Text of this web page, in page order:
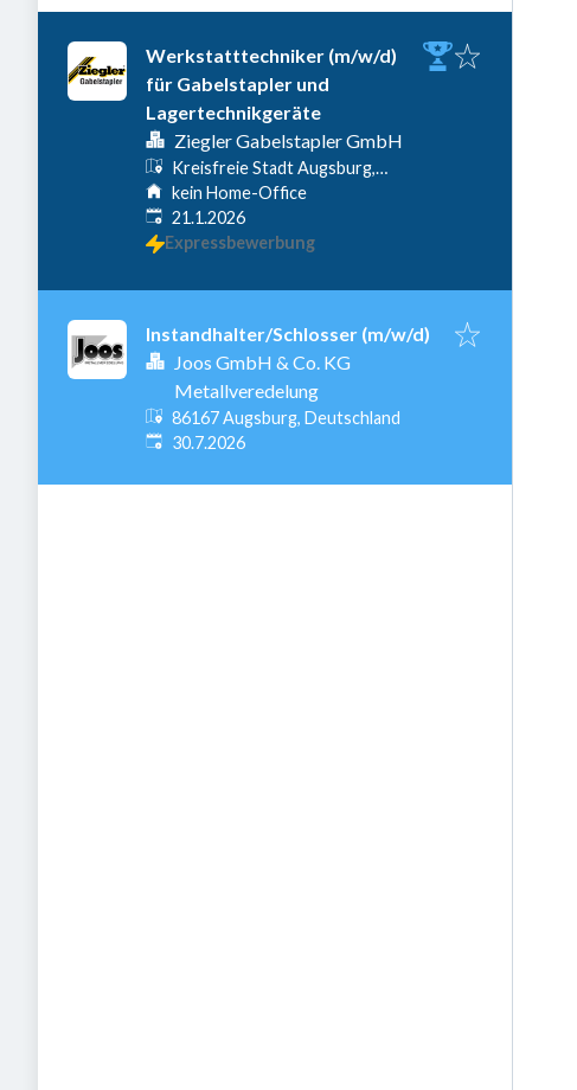
Werkstatttechniker (m/w/d)
für Gabelstapler und
Lagertechnikgeräte
Ziegler Gabelstapler GmbH
Kreisfreie Stadt Augsburg,
Augsburg, Deutschland
kein Home-Office
Veröffentlicht
21.1.2026
Expressbewerbung
Instandhalter/Schlosser (m/w/d)
Joos GmbH & Co. KG
Metallveredelung
86167 Augsburg, Deutschland
Veröffentlicht
30.7.2026